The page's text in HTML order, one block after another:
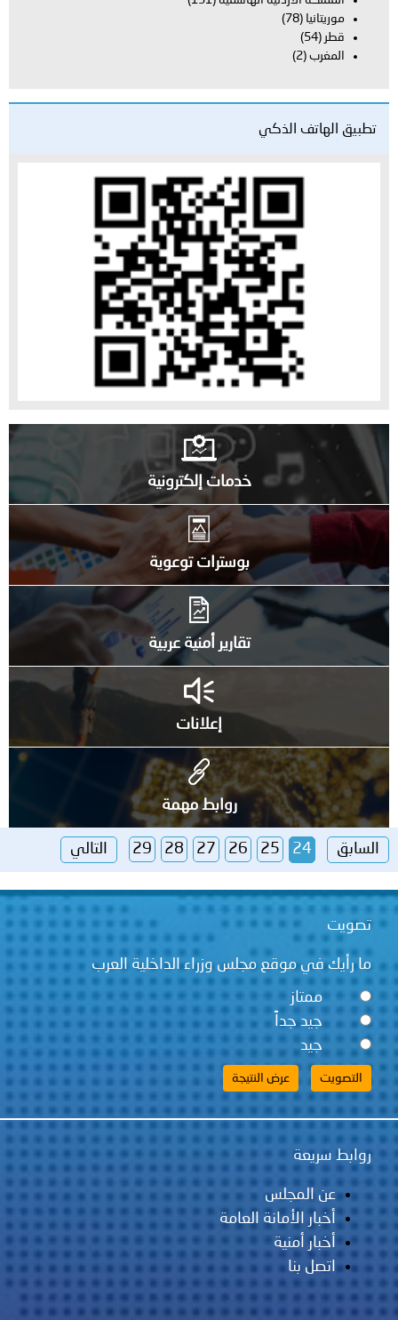
موريتانيا (78)
قطر (54)
المغرب (2)
تطبيق الهاتف الذكي
خدمات إلكترونية
بوسترات توعوية
تقارير أمنية عربية
إعلانات
روابط مهمة
السابق 24
25
26
27
28
29 التالي
تصويت
ما رأيك في موقع مجلس وزراء الداخلية العرب
ممتاز
جيد جداً
جيد
روابط سريعة
عن المجلس
أخبار الأمانة العامة
أخبار أمنية
اتصل بنا